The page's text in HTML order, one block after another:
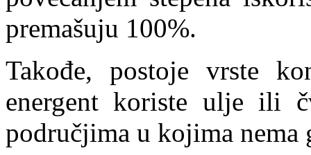
premašuju 100%.
Takođe, postoje vrste
energent koriste ulje ili
područjima u kojima nema